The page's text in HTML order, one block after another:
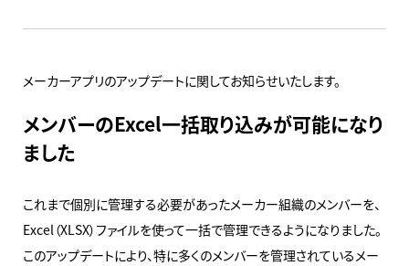
メーカーアプリのアップデートに関してお知らせいたします。
メンバーのExcel一括取り込みが可能になり
ました
これまで個別に管理する必要があったメーカー組織のメンバーを、
Excel（XLSX）ファイルを使って一括で管理できるようになりました。
このアップデートにより、特に多くのメンバーを管理されているメー